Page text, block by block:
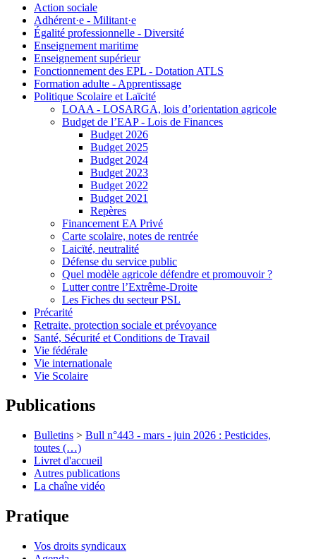
Action sociale
Adhérent·e - Militant·e
Égalité professionnelle - Diversité
Enseignement maritime
Enseignement supérieur
Fonctionnement des EPL - Dotation ATLS
Formation adulte - Apprentissage
Politique Scolaire et Laïcité
LOAA - LOSARGA, lois d’orientation agricole
Budget de l’EAP - Lois de Finances
Budget 2026
Budget 2025
Budget 2024
Budget 2023
Budget 2022
Budget 2021
Repères
Financement EA Privé
Carte scolaire, notes de rentrée
Laicïté, neutralité
Défense du service public
Quel modèle agricole défendre et promouvoir ?
Lutter contre l’Extrême-Droite
Les Fiches du secteur PSL
Précarité
Retraite, protection sociale et prévoyance
Santé, Sécurité et Conditions de Travail
Vie fédérale
Vie internationale
Vie Scolaire
Publications
Bulletins > Bull n°443 - mars - juin 2026 : Pesticides,
toutes (…)
Livret d'accueil
Autres publications
La chaîne vidéo
Pratique
Vos droits syndicaux